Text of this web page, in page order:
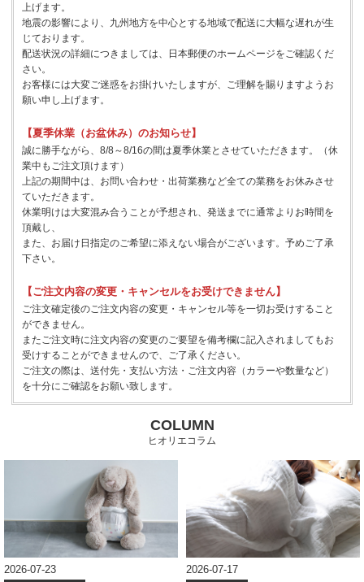
上げます。
地震の影響により、九州地方を中心とする地域で配送に大幅な遅れが生
じております。
配送状況の詳細につきましては、日本郵便のホームページをご確認くだ
さい。
お客様には大変ご迷惑をお掛けいたしますが、ご理解を賜りますようお
願い申し上げます。
【夏季休業（お盆休み）のお知らせ】
誠に勝手ながら、8/8～8/16の間は夏季休業とさせていただきます。（休
業中もご注文頂けます）
上記の期間中は、お問い合わせ・出荷業務など全ての業務をお休みさせ
ていただきます。
休業明けは大変混み合うことが予想され、発送までに通常よりお時間を
頂戴し、
また、お届け日指定のご希望に添えない場合がございます。予めご了承
下さい。
【ご注文内容の変更・キャンセルをお受けできません】
ご注文確定後のご注文内容の変更・キャンセル等を一切お受けすること
ができません。
またご注文時に注文内容の変更のご要望を備考欄に記入されましてもお
受けすることができませんので、ご了承ください。
ご注文の際は、送付先・支払い方法・ご注文内容（カラーや数量など）
を十分にご確認をお願い致します。
COLUMN
ヒオリエコラム
2026-07-17 2026-07-08